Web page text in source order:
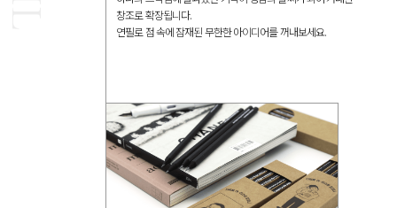
창조로 확장됩니다.
연필로 점 속에 잠재된 무한한 아이디어를 꺼내보세요.